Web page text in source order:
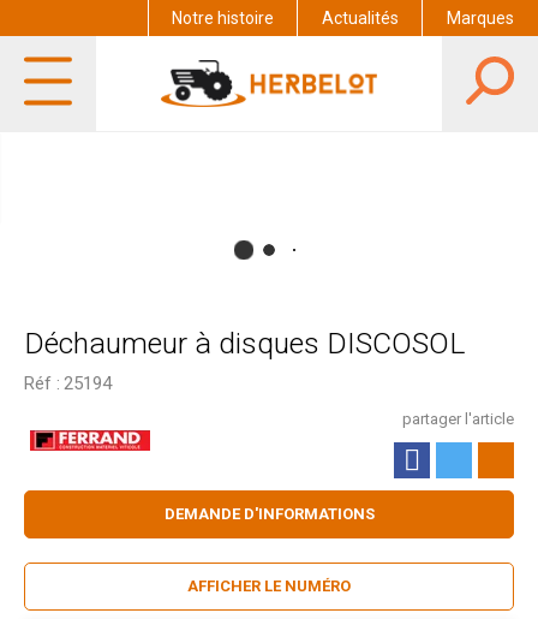
Notre histoire Actualités Marques
Déchaumeur à disques DISCOSOL
Réf : 25194
partager l'article
DEMANDE D'INFORMATIONS
AFFICHER LE NUMÉRO